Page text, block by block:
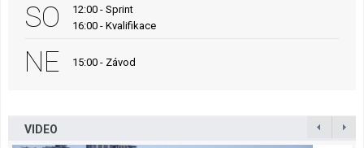
SO
12:00 - Sprint
16:00 - Kvalifikace
NE 15:00 - Závod
VIDEO